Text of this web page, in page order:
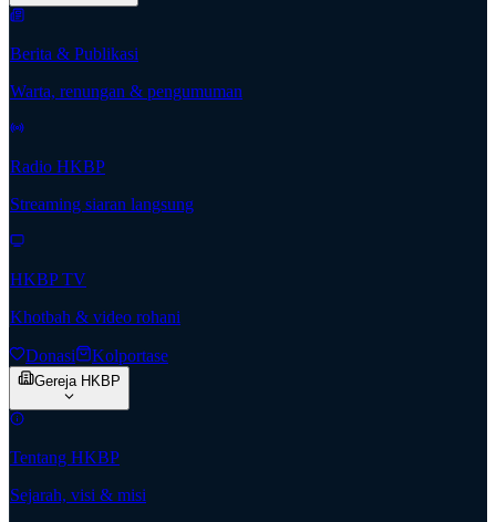
Berita & Publikasi
Warta, renungan & pengumuman
Radio HKBP
Streaming siaran langsung
HKBP TV
Khotbah & video rohani
Donasi Kolportase
Gereja HKBP
Tentang HKBP
Sejarah, visi & misi